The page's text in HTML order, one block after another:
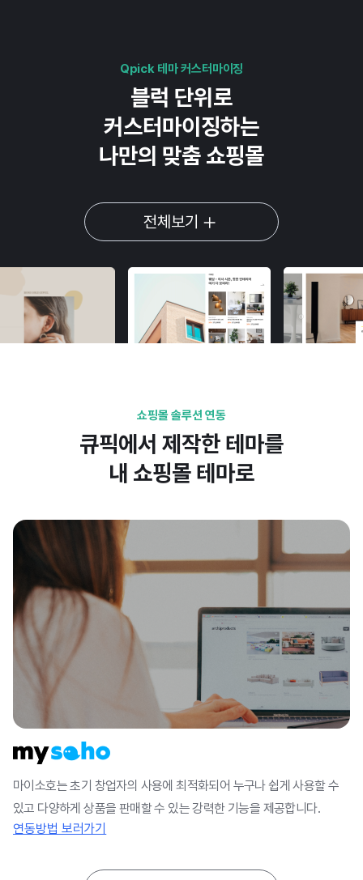
Qpick 테마 커스터마이징
블럭 단위로
커스터마이징하는
나만의 맞춤 쇼핑몰
전체보기
쇼핑몰 솔루션 연동
큐픽에서 제작한 테마를
내 쇼핑몰 테마로
마이소호는 초기 창업자의 사용에 최적화되어 누구나 쉽게 사용할 수
있고 다양하게 상품을 판매할 수 있는 강력한 기능을 제공합니다.
연동방법 보러가기